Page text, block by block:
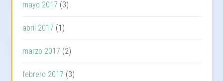
mayo 2017 (3)
abril 2017 (1)
marzo 2017 (2)
febrero 2017 (3)